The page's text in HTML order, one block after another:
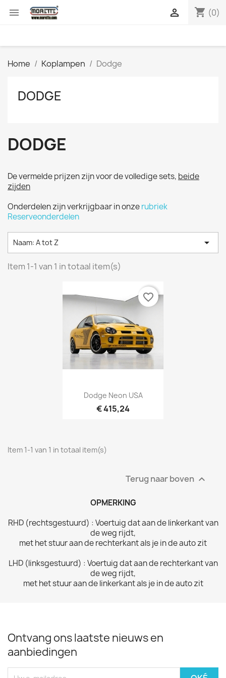
 shopping_cart (0)

Home Koplampen Dodge
DODGE
DODGE
De vermelde prijzen zijn voor de volledige sets, beide
zijden
Onderdelen zijn verkrijgbaar in onzerubriek
Reserveonderdelen
Naam: A tot Z 
Item 1-1 van 1 in totaal item(s)
Dodge Neon USA
€ 415,24
favorite_border
Item 1-1 van 1 in totaal item(s)
Terug naar boven 
OPMERKING
RHD (rechtsgestuurd) : Voertuig dat aan de linkerkant van
deweg rijdt,
met het stuur aan de rechterkant als je in de auto zit
LHD (linksgestuurd) : Voertuig dat aan de rechterkant van
deweg rijdt,
met het stuur aan de linkerkant als je in de auto zit
Ontvang ons laatste nieuws en
aanbiedingen